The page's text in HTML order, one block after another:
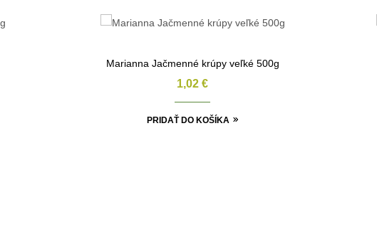
Marianna Jačmenné krúpy veľké 500g
1,02 €
PRIDAŤ DO KOŠÍKA